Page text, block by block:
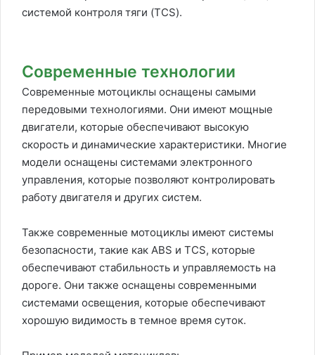
системой контроля тяги (TCS).
Современные технологии
Современные мотоциклы оснащены самыми
передовыми технологиями. Они имеют мощные
двигатели, которые обеспечивают высокую
скорость и динамические характеристики. Многие
модели оснащены системами электронного
управления, которые позволяют контролировать
работу двигателя и других систем.
Также современные мотоциклы имеют системы
безопасности, такие как ABS и TCS, которые
обеспечивают стабильность и управляемость на
дороге. Они также оснащены современными
системами освещения, которые обеспечивают
хорошую видимость в темное время суток.